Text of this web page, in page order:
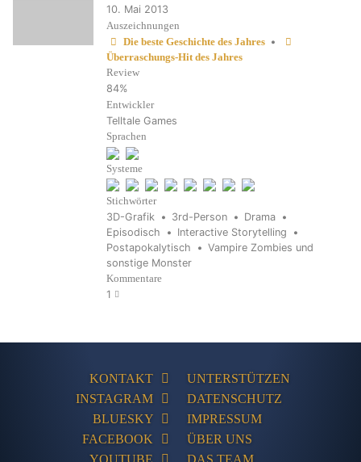
10. Mai 2013
Auszeichnungen
Die beste Geschichte des Jahres •
Überraschungs-Hit des Jahres
Review
84%
Entwickler
Telltale Games
Sprachen
Systeme
Stichwörter
3D-Grafik 3rd-Person
Drama
Episodisch
Interactive Storytelling
Postapokalytisch
Vampire Zombies und
sonstige Monster
Kommentare
1
KONTAKT
INSTAGRAM
BLUESKY
FACEBOOK
YOUTUBE
UNTERSTÜTZEN
DATENSCHUTZ
IMPRESSUM
ÜBER UNS
DAS TEAM